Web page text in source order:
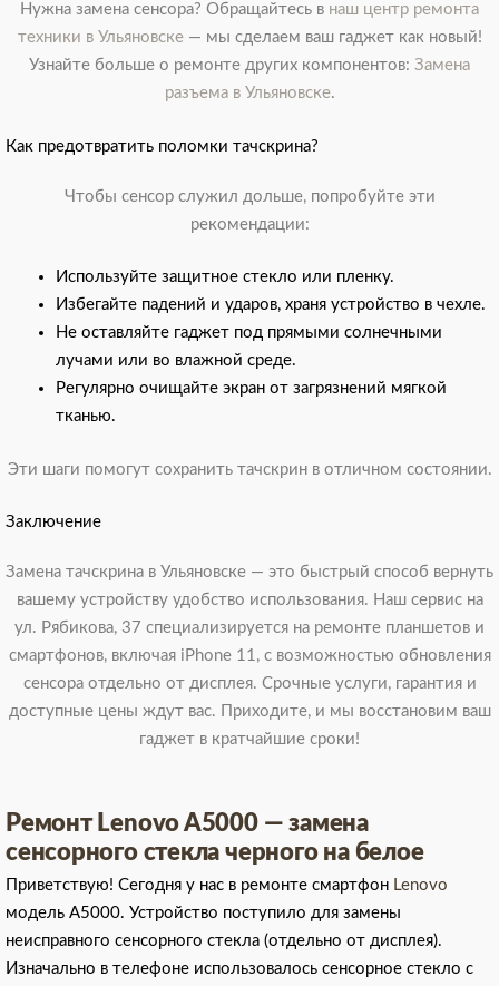
Нужна замена сенсора? Обращайтесь в наш центр ремонта
техники в Ульяновске— мы сделаем ваш гаджет как новый!
Узнайте больше о ремонте других компонентов: Замена
разъема в Ульяновске.
Как предотвратить поломки тачскрина?
Чтобы сенсор служил дольше, попробуйте эти
рекомендации:
Используйте защитное стекло или пленку.
Избегайте падений и ударов, храня устройство в чехле.
Не оставляйте гаджет под прямыми солнечными
лучами или во влажной среде.
Регулярно очищайте экран от загрязнений мягкой
тканью.
Эти шаги помогут сохранить тачскрин в отличном состоянии.
Заключение
Замена тачскрина в Ульяновске — это быстрый способ вернуть
вашему устройству удобство использования. Наш сервис на
ул. Рябикова, 37 специализируется на ремонте планшетов и
смартфонов, включая iPhone 11, с возможностью обновления
сенсора отдельно от дисплея. Срочные услуги, гарантия и
доступные цены ждут вас. Приходите, и мы восстановим ваш
гаджет в кратчайшие сроки!
Ремонт Lenovo A5000 — замена
сенсорного стекла черного на белое
Приветствую! Сегодня у нас в ремонте смартфон Lenovo
модель A5000. Устройство поступило для замены
неисправного сенсорного стекла (отдельно от дисплея).
Изначально в телефоне использовалось сенсорное стекло с